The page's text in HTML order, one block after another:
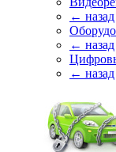
← назад
← назад
← назад